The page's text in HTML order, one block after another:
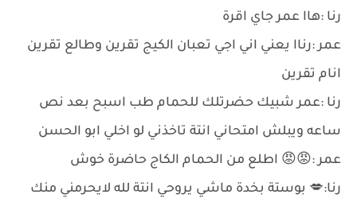
رنا :هاا عمر جاي اقرة
عمر :رناا يعني اني اجي تعبان الكيج تقرين وطالع تقرين
انام تقرين
رنا :عمر شبيك حضرتلك للحمام طب اسبح بعد نص
ساعه ويبلش امتحاني انتة تاخذني لو اخلي ابو الحسن
عمر :😡😡 اطلع من الحمام الكاج حاضرة خوش
رنا:💋 بوستة بخدة ماشي يروحي انتة لله لايحرمني منك